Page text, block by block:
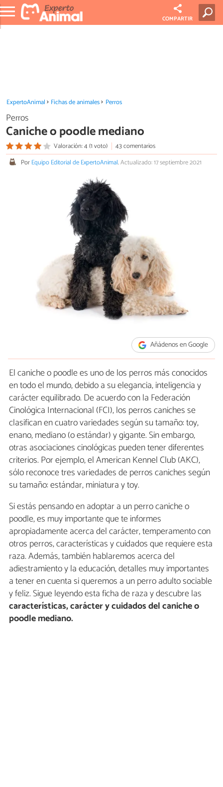
COMPARTIR
ExpertoAnimal Fichas de animales Perros
Perros
Caniche o poodle mediano
Valoración: 4 (1 voto)
43 comentarios
PorEquipo Editorial de ExpertoAnimal.Actualizado: 17 septiembre 2021
Añádenos en Google
El caniche o poodle es uno de los perros más conocidos
en todo el mundo, debido a su elegancia, inteligencia y
carácter equilibrado. De acuerdo con la Federación
Cinológica Internacional (FCI), los perros caniches se
clasifican en cuatro variedades según su tamaño: toy,
enano, mediano (o estándar) y gigante. Sin embargo,
otras asociaciones cinológicas pueden tener diferentes
criterios. Por ejemplo, el American Kennel Club (AKC),
sólo reconoce tres variedades de perros caniches según
su tamaño: estándar, miniatura y toy.
Si estás pensando en adoptar a un perro caniche o
poodle, es muy importante que te informes
apropiadamente acerca del carácter, temperamento con
otros perros, características y cuidados que requiere esta
raza. Además, también hablaremos acerca del
adiestramiento y la educación, detalles muy importantes
a tener en cuenta si queremos a un perro adulto sociable
y feliz. Sigue leyendo esta ficha de raza y descubre las
características, carácter y cuidados del caniche o
poodle mediano.